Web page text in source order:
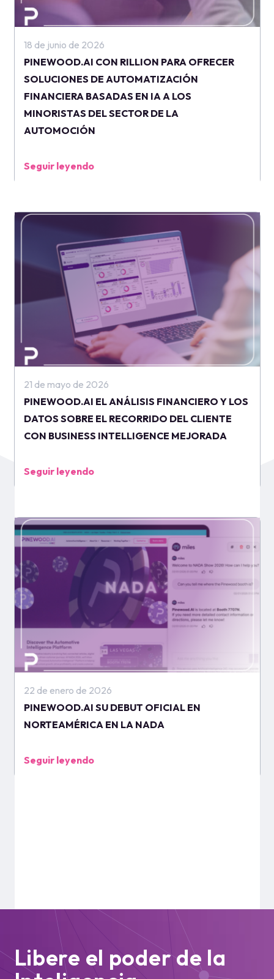
18 de junio de 2026
PINEWOOD.AI CON RILLION PARA OFRECER
SOLUCIONES DE AUTOMATIZACIÓN
FINANCIERA BASADAS EN IA A LOS
MINORISTAS DEL SECTOR DE LA
AUTOMOCIÓN
Seguir leyendo
21 de mayo de 2026
PINEWOOD.AI EL ANÁLISIS FINANCIERO Y LOS
DATOS SOBRE EL RECORRIDO DEL CLIENTE
CON BUSINESS INTELLIGENCE MEJORADA
Seguir leyendo
22 de enero de 2026
PINEWOOD.AI SU DEBUT OFICIAL EN
NORTEAMÉRICA EN LA NADA
Seguir leyendo
Libere el poder de la